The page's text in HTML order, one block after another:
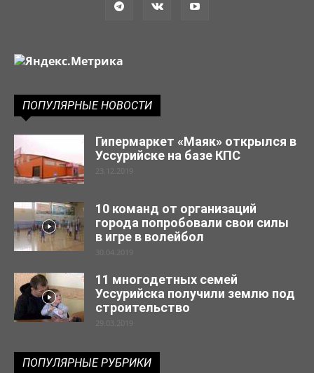
ПОПУЛЯРНЫЕ НОВОСТИ
Гипермаркет «Маяк» открылся в
Уссурийске на базе КПС
23.12.2019
10 команд от организаций
города попробовали свои силы
в игре в волейбол
30.04.2019
11 многодетных семей
Уссурийска получили землю под
строительство
29.03.2019
ПОПУЛЯРНЫЕ РУБРИКИ